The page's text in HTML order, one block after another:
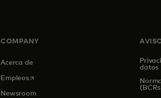
COMPANY
Acerca de
Empleosse abre en una pestaña nueva
Newsroom
datos